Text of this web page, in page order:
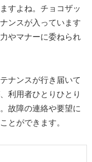
すよね。チョコザッ
ンスが入っています
やマナーに委ねられ
ナンスが行き届いて
利用者ひとりひとり
故障の連絡や要望に
とができます。